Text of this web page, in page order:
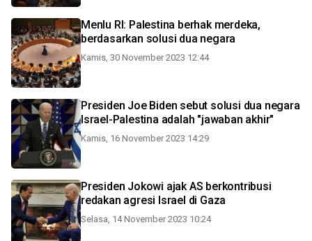
Menlu RI: Palestina berhak merdeka,
berdasarkan solusi dua negara
Kamis, 30 November 2023 12:44
Presiden Joe Biden sebut solusi dua negara
Israel-Palestina adalah "jawaban akhir"
Kamis, 16 November 2023 14:29
Presiden Jokowi ajak AS berkontribusi
redakan agresi Israel di Gaza
Selasa, 14 November 2023 10:24